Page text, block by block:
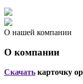
О нашей компании
О компании
Скачать карточку